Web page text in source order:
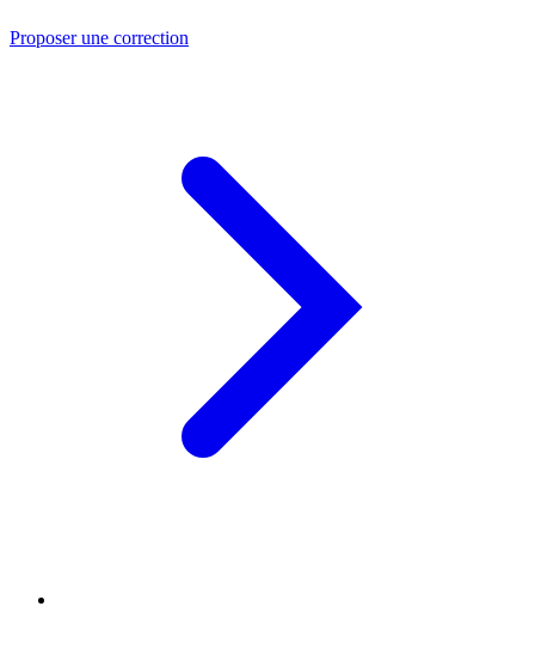
Proposer une correction